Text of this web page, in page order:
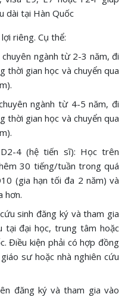
dài tại Hàn Quốc
riêng. Cụ thể:
ngành từ 2-3 năm, đi
gian học và chuyển qua
ngành từ 4-5 năm, đi
gian học và chuyển qua
4 (hệ tiến sĩ): Học trên
30 tiếng/tuần trong quá
(gia hạn tối đa 2 năm) và
hơn.
sinh đăng ký và tham gia
tại đại học, trung tâm hoặc
Điều kiện phải có hợp đồng
sư hoặc nhà nghiên cứu
đăng ký và tham gia vào